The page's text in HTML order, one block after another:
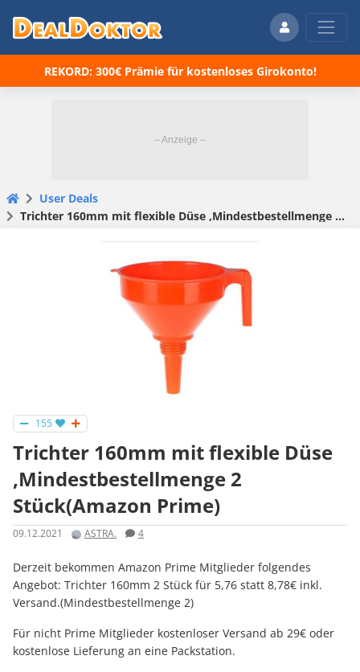
REKORD: 300€ Prämie für kostenloses Girokonto!
User Deals
Trichter 160mm mit flexible Düse ,Mindestbestellmenge 2 Stück(Amazon Prime)
155
Trichter 160mm mit flexible Düse
,Mindestbestellmenge 2
Stück(Amazon Prime)
09.12.2021 ASTRA. 4
Derzeit bekommen Amazon Prime Mitglieder folgendes
Angebot: Trichter 160mm 2 Stück für 5,76 statt 8,78€ inkl.
Versand.(Mindestbestellmenge 2)
Für nicht Prime Mitglieder kostenloser Versand ab 29€ oder
kostenlose Lieferung an eine Packstation.